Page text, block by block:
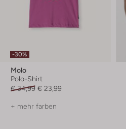
-30%
Molo
Polo-Shirt
€ 34,99 € 23,99
+ mehr farben